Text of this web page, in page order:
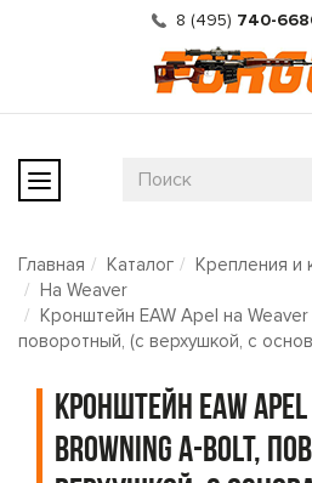
8 (495) 740-
Главная Каталог Крепления и
На Weaver
Кронштейн EAW Apel на
поворотный, (с верхушкой, с
Кронштейн EAW
Browning A-Bolt,